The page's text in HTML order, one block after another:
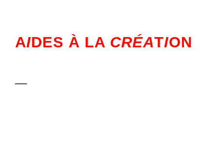
AIDES À LA CRÉATION